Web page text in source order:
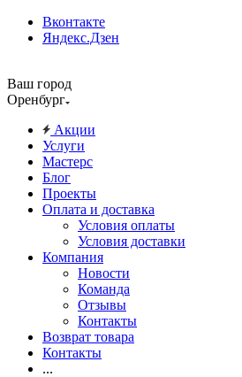
Вконтакте
Яндекс.Дзен
Ваш город
Оренбург
Акции
Услуги
Мастерс
Блог
Проекты
Оплата и доставка
Условия оплаты
Условия доставки
Компания
Новости
Команда
Отзывы
Контакты
Возврат товара
Контакты
...